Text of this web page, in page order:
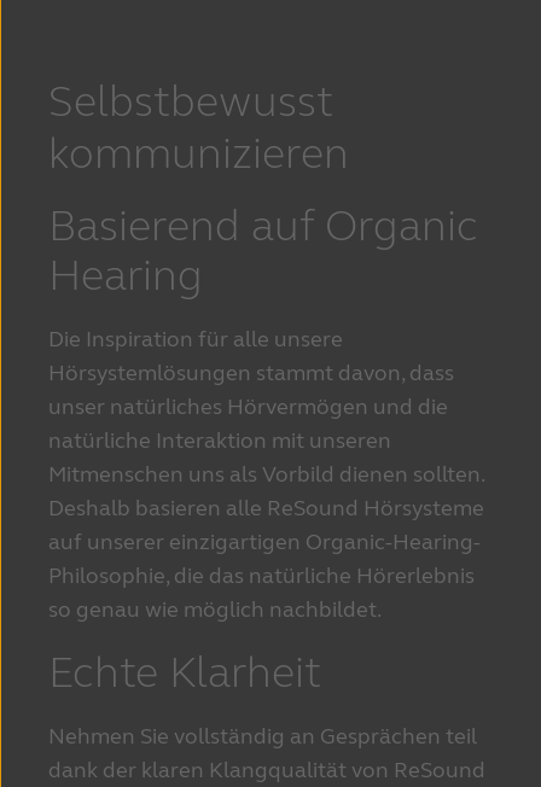
Selbstbewusst
kommunizieren
Basierend auf Organic
Hearing
Die Inspiration für alle unsere
Hörsystemlösungen stammt davon, dass
unser natürliches Hörvermögen und die
natürliche Interaktion mit unseren
Mitmenschen uns als Vorbild dienen sollten.
Deshalb basieren alle ReSound Hörsysteme
auf unserer einzigartigen Organic-Hearing-
Philosophie, die das natürliche Hörerlebnis
so genau wie möglich nachbildet.
Echte Klarheit
Nehmen Sie vollständig an Gesprächen teil
dank der klaren Klangqualität von ReSound